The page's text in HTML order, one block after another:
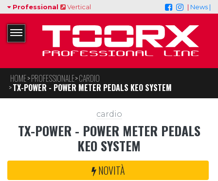
Professional Vertical | News |
HOME PROFESSIONALE CARDIO
TX-POWER - POWER METER PEDALS KEO SYSTEM
cardio
TX-POWER - POWER METER PEDALS
KEO SYSTEM
NOVITÀ